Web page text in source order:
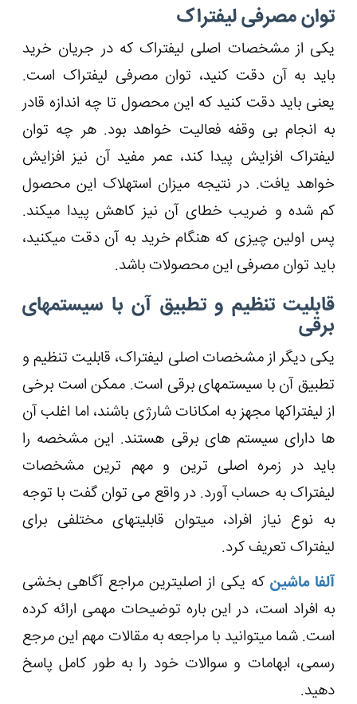
توان مصرفی لیفتراک
یکی از مشخصات اصلی لیفتراک که در جریان خرید
باید به آن دقت کنید، توان مصرفی لیفتراک است.
یعنی باید دقت کنید که این محصول تا چه اندازه قادر
به انجام بی وقفه فعالیت خواهد بود. هر چه توان
لیفتراک افزایش پیدا کند، عمر مفید آن نیز افزایش
خواهد یافت. در نتیجه میزان استهلاک این محصول
کم شده و ضریب خطای آن نیز کاهش پیدا می‎کند.
پس اولین چیزی که هنگام خرید به آن دقت می‎کنید،
باید توان مصرفی این محصولات باشد.
قابلیت تنظیم و تطبیق آن با سیستم‎های
برقی
یکی دیگر از مشخصات اصلی لیفتراک، قابلیت تنظیم و
تطبیق آن با سیستم‎های برقی است. ممکن است برخی
از لیفتراک‎ها مجهز به امکانات شارژی باشند، اما اغلب آن
ها دارای سیستم های برقی هستند. این مشخصه را
باید در زمره اصلی ترین و مهم ترین مشخصات
لیفتراک به حساب آورد. در واقع می توان گفت با توجه
به نوع نیاز افراد، می‎توان قابلیت‎های مختلفی برای
لیفتراک تعریف کرد.
آلفا ماشین
که یکی از اصلی‎ترین مراجع آگاهی بخشی
به افراد است، در این باره توضیحات مهمی ارائه کرده
است. شما می‎توانید با مراجعه به مقالات مهم این مرجع
رسمی، ابهامات و سوالات خود را به طور کامل پاسخ
دهید.